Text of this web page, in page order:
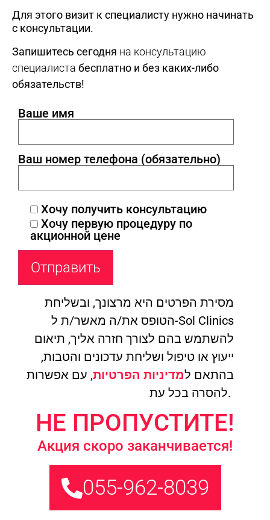
Для этого визит к специалисту нужно начинать
с консультации.
Запишитесь сегодня на консультацию
специалиста бесплатно и без каких-либо
обязательств!
Ваше имя
Ваш номер телефона (обязательно)
Хочу получить консультацию
Хочу первую процедуру по
акционной цене
מסירת הפרטים היא מרצונך, ובשליחת
הטופס את/ה מאשר/ת ל-Sol Clinics
להשתמש בהם לצורך חזרה אליך, תיאום
ייעוץ או טיפול ושליחת עדכונים והטבות,
בהתאם למדיניות הפרטיות, עם אפשרות
להסרה בכל עת.
НЕ ПРОПУСТИТЕ!
Акция скоро заканчивается!
055-962-8039